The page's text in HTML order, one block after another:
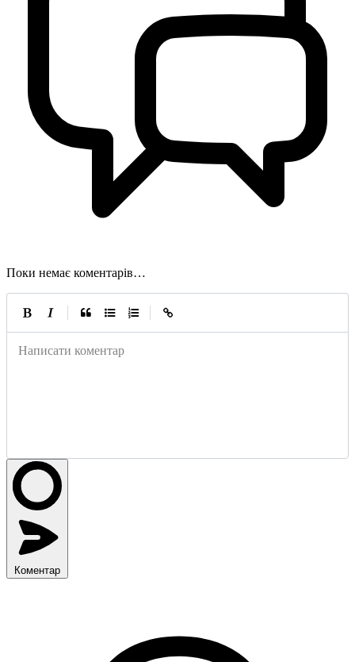
Поки немає коментарів…
Написати коментар
Коментар